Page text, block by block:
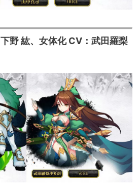
野 紘、女体化 CV：武田羅梨